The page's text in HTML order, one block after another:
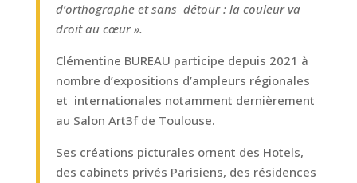
d’orthographe et sans détour : la couleur va
droit au cœur ».
Clémentine BUREAU participe depuis 2021 à
nombre d’expositions d’ampleurs régionales
et internationales notamment dernièrement
au Salon Art3f de Toulouse.
Ses créations picturales ornent des Hotels,
des cabinets privés Parisiens, des résidences